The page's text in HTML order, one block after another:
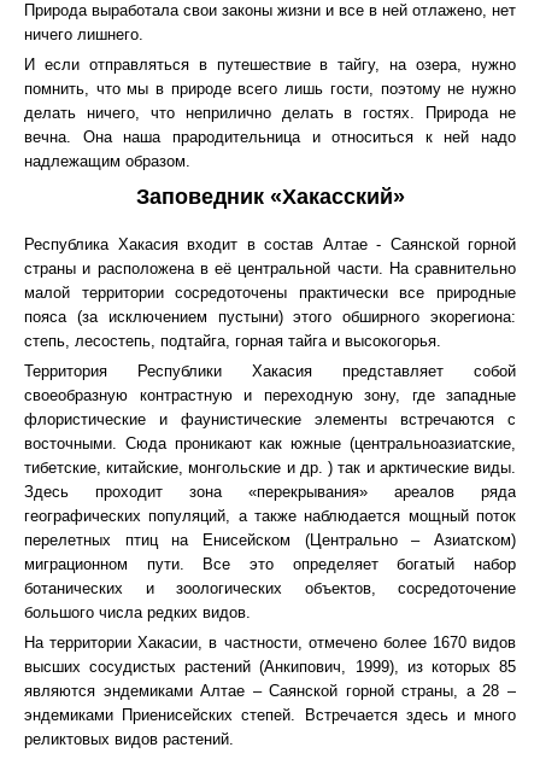
Природа выработала свои законы жизни и все в ней отлажено, нет
ничего лишнего.
И если отправляться в путешествие в тайгу, на озера, нужно
помнить, что мы в природе всего лишь гости, поэтому не нужно
делать ничего, что неприлично делать в гостях. Природа не
вечна. Она наша прародительница и относиться к ней надо
надлежащим образом.
Заповедник «Хакасский»
Республика Хакасия входит в состав Алтае - Саянской горной
страны и расположена в её центральной части. На сравнительно
малой территории сосредоточены практически все природные
пояса (за исключением пустыни) этого обширного экорегиона:
степь, лесостепь, подтайга, горная тайга и высокогорья.
Территория Республики Хакасия представляет собой
своеобразную контрастную и переходную зону, где западные
флористические и фаунистические элементы встречаются с
восточными. Сюда проникают как южные (центральноазиатские,
тибетские, китайские, монгольские и др. ) так и арктические виды.
Здесь проходит зона «перекрывания» ареалов ряда
географических популяций, а также наблюдается мощный поток
перелетных птиц на Енисейском (Центрально – Азиатском)
миграционном пути. Все это определяет богатый набор
ботанических и зоологических объектов, сосредоточение
большого числа редких видов.
На территории Хакасии, в частности, отмечено более 1670 видов
высших сосудистых растений (Анкипович, 1999), из которых 85
являются эндемиками Алтае – Саянской горной страны, а 28 –
эндемиками Приенисейских степей. Встречается здесь и много
реликтовых видов растений.